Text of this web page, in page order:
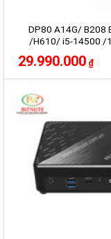
DP80 A14G/ B208
/H610/ i5-14500 /
TFX 80 Plus Bronze/
dTPM 2.0 “Wired
Warranty + LCD 21
29.990.000 ₫